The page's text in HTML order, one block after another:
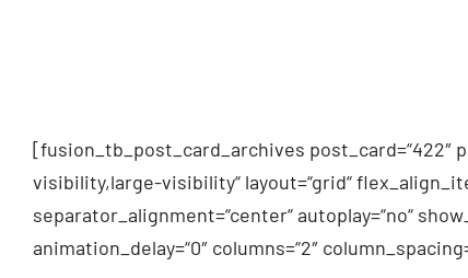
[fusion_tb_post_card_archives post_card=“422″
visibility,large-visibility“ layout=“grid“
separator_alignment=“center“ autoplay=“no“
animation_delay=“0″ columns=“2″